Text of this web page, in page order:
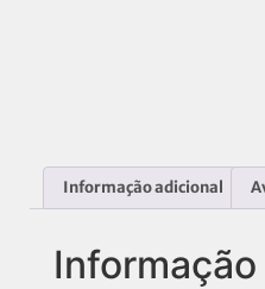
Informação adicional